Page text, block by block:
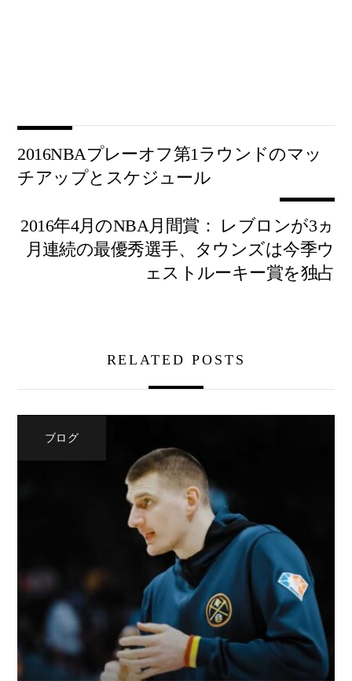
2016NBAプレーオフ第1ラウンドのマッ
チアップとスケジュール
2016年4月のNBA月間賞： レブロンが3ヵ
月連続の最優秀選手、タウンズは今季ウ
ェストルーキー賞を独占
RELATED POSTS
ブログ